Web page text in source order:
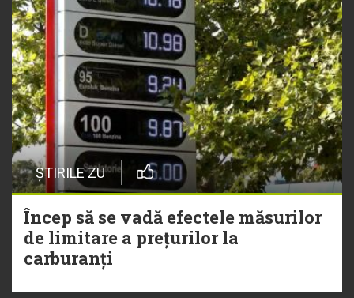
ȘTIRILE ZU
Încep să se vadă efectele măsurilor
de limitare a prețurilor la
carburanți